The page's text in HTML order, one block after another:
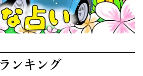
ランキング